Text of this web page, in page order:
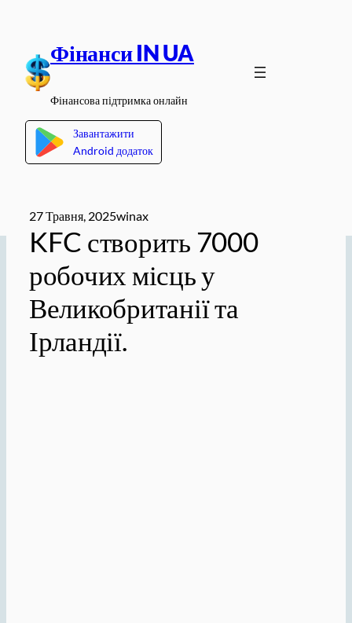
вмісту
Фінанси IN UA
Фінансова підтримка онлайн
Завантажити
Android додаток
27 Травня, 2025winax
KFC створить 7000
робочих місць у
Великобританії та
Ірландії.